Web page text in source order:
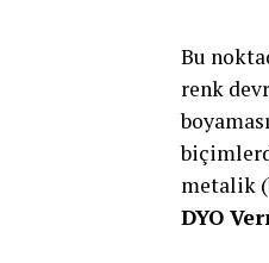
Bu
renk
metalik
DYO